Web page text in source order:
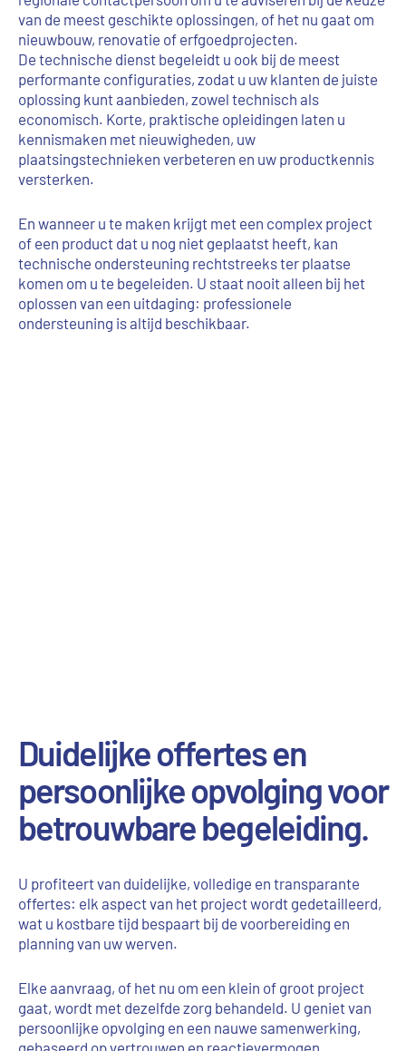
van de meest geschikte oplossingen, of het nu gaat om
nieuwbouw, renovatie of erfgoedprojecten.
De technische dienst begeleidt u ook bij de meest
performante configuraties, zodat u uw klanten de juiste
oplossing kunt aanbieden, zowel technisch als
economisch. Korte, praktische opleidingen laten u
kennismaken met nieuwigheden, uw
plaatsingstechnieken verbeteren en uw productkennis
versterken.
En wanneer u te maken krijgt met een complex project
of een product dat u nog niet geplaatst heeft, kan
technische ondersteuning rechtstreeks ter plaatse
komen om u te begeleiden. U staat nooit alleen bij het
oplossen van een uitdaging: professionele
ondersteuning is altijd beschikbaar.
Duidelijke offertes en
persoonlijke opvolging voor
betrouwbare begeleiding.
U profiteert van duidelijke, volledige en transparante
offertes: elk aspect van het project wordt gedetailleerd,
wat u kostbare tijd bespaart bij de voorbereiding en
planning van uw werven.
Elke aanvraag, of het nu om een klein of groot project
gaat, wordt met dezelfde zorg behandeld. U geniet van
persoonlijke opvolging en een nauwe samenwerking,